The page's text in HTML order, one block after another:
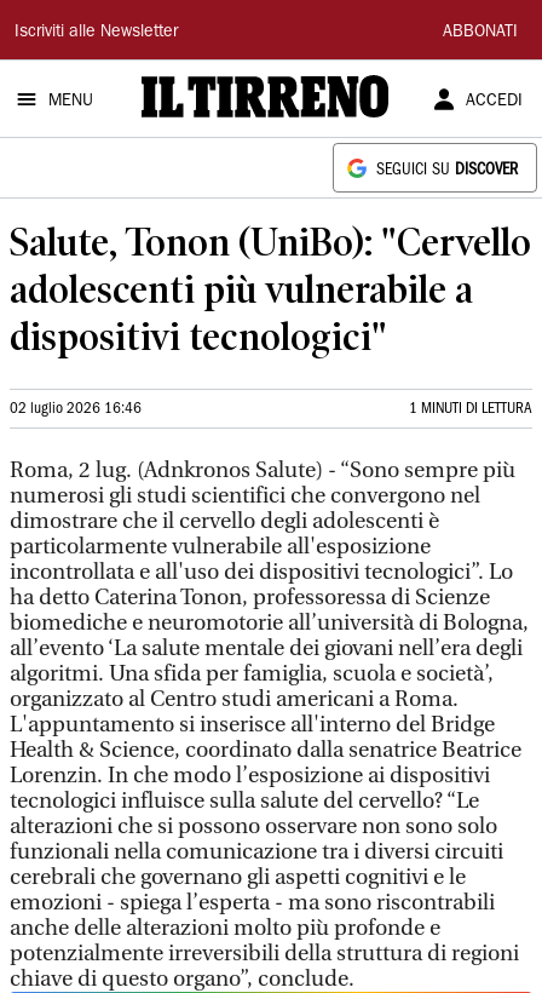
Il
Tirreno
Iscriviti alle Newsletter ABBONATI
MENU ACCEDI
SEGUICI SU DISCOVER
Salute, Tonon (UniBo): "Cervello
adolescenti più vulnerabile a
dispositivi tecnologici"
02 luglio 2026 16:46 1 MINUTI DI LETTURA
Roma, 2 lug. (Adnkronos Salute) - “Sono sempre più
numerosi gli studi scientifici che convergono nel
dimostrare che il cervello degli adolescenti è
particolarmente vulnerabile all'esposizione
incontrollata e all'uso dei dispositivi tecnologici”. Lo
ha detto Caterina Tonon, professoressa di Scienze
biomediche e neuromotorie all’università di Bologna,
all’evento ‘La salute mentale dei giovani nell’era degli
algoritmi. Una sfida per famiglia, scuola e società’,
organizzato al Centro studi americani a Roma.
L'appuntamento si inserisce all'interno del Bridge
Health & Science, coordinato dalla senatrice Beatrice
Lorenzin. In che modo l’esposizione ai dispositivi
tecnologici influisce sulla salute del cervello? “Le
alterazioni che si possono osservare non sono solo
funzionali nella comunicazione tra i diversi circuiti
cerebrali che governano gli aspetti cognitivi e le
emozioni - spiega l’esperta - ma sono riscontrabili
anche delle alterazioni molto più profonde e
potenzialmente irreversibili della struttura di regioni
chiave di questo organo”, conclude.